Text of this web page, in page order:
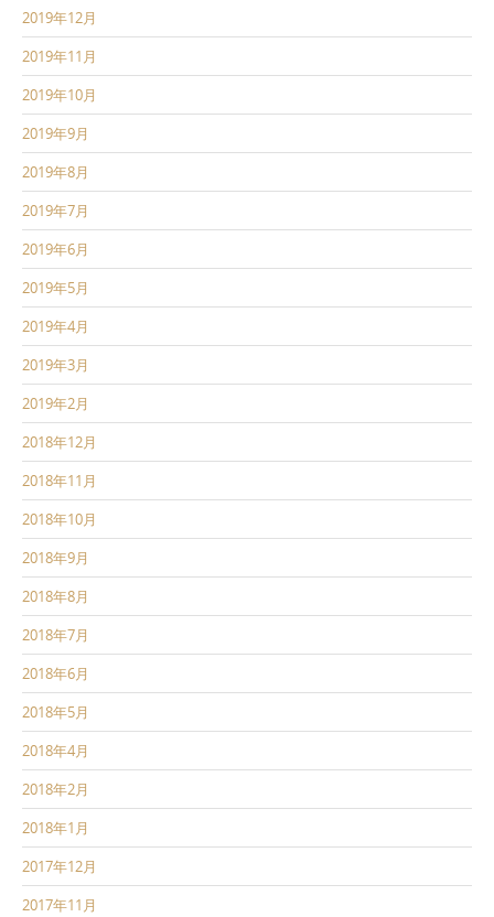
2019年12月
2019年11月
2019年10月
2019年9月
2019年8月
2019年7月
2019年6月
2019年5月
2019年4月
2019年3月
2019年2月
2018年12月
2018年11月
2018年10月
2018年9月
2018年8月
2018年7月
2018年6月
2018年5月
2018年4月
2018年2月
2018年1月
2017年12月
2017年11月